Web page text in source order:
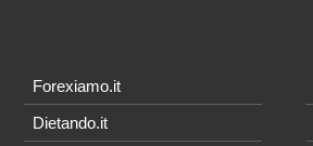
Forexiamo.it
Dietando.it